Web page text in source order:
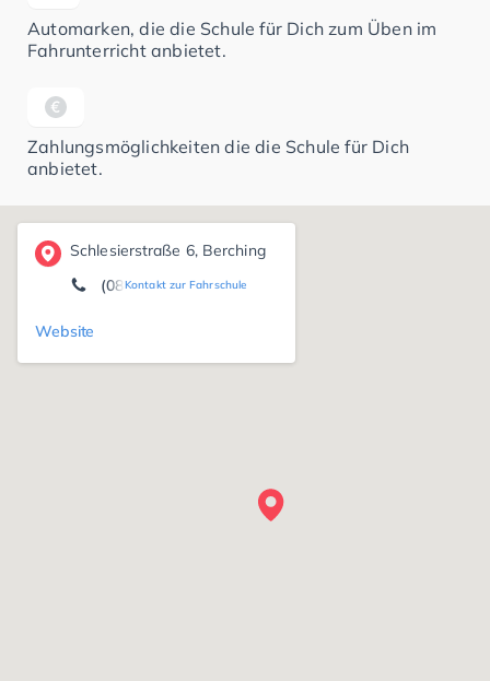
Automarken, die die Schule für Dich zum Üben im
Fahrunterricht anbietet.
Zahlungsmöglichkeiten die die Schule für Dich
anbietet.
Schlesierstraße 6, Berching
Kontakt zur Fahrschule
(08462) 14 74
Website